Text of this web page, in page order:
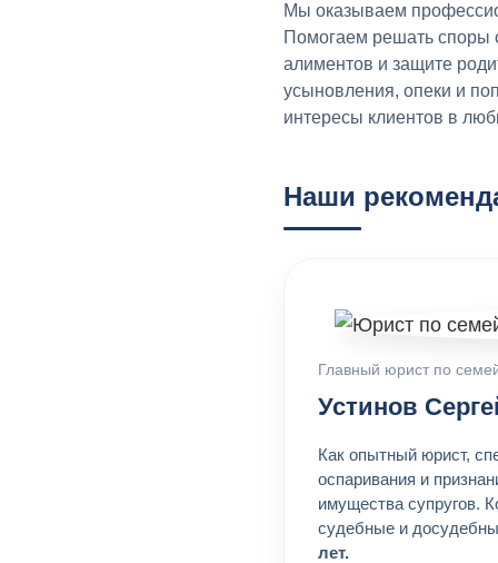
Мы оказываем
Помогаем решать споры
алиментов и защите
усыновления, опеки и
интересы клиентов в
Наши
Главный юрист по
Устинов
Как опытный юрист,
оспаривания и
имущества супругов.
судебные и
лет.